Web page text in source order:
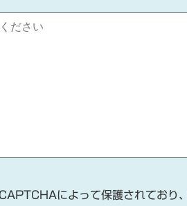
によって保護されており